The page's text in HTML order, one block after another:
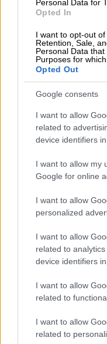
Personal Data for
Opted In
I want to opt-out of
Retention, Sale,
Personal Data
Purposes for
Opted Out
Google consents
I want to allow
related to
device identifiers in
I want to allow my
Google for online
I want to allow
personalized
I want to allow
related to
device identifiers in
I want to allow
related to
I want to allow
related to
επιλογή που
εταιρείας να
αντοχή και τη
Arla PROTEIN
Η εκδήλωση
της νέας
ότι η δύναμη να
παραπάνω, είναι